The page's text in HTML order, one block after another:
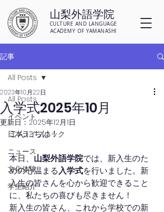
山梨外語学院
CULTURE AND LANGUAGE
ACADEMY OF YAMANASHI
記事
All Posts
イベント
日本ライフハック
ニュース
文化体験
学生紹介
All Posts
入学式2025年10月
2023年10月22日
更新日： 2025年12月1日
こんにちは！
本日、 山梨外語学院では、新入生のた
めの心温まる入学式を行いました。新
入生の皆さんを心から歓迎できること
に、私たちの喜びも尽きません！
新入生の皆さん、これから学校での新